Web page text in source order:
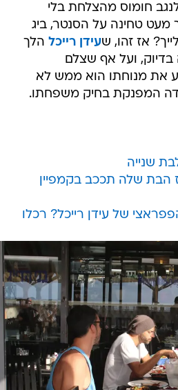
לנגב חומוס מהצלחת בלי
מעט טחינה על הסנטר, ביג
אז זהו, שעידן רייכל הלך
ועל אף שצלם
את מנוחתו הוא ממש לא
המפנקת בחיק משפחתו.
שנייה
אז הבת שלה תככב בקמפיין
של עידן רייכל? רכלו